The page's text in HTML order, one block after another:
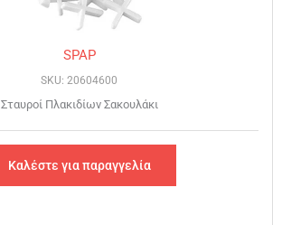
SPAP
SKU: 20604600
Σταυροί Πλακιδίων Σακουλάκι
Καλέστε για παραγγελία